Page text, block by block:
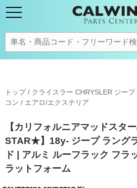
トップ/ クライスラー CHRYSLER ジープ
コン / エアロ/エクステリア
【カリフォルニアマッドスタ
STAR★】18y- ジープ ラング
ド | アルミ ルーフラック フラ
ラットフォーム